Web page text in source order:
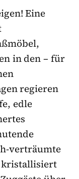
Eine
in den – für
regieren
edle
verträumte
kristallisiert